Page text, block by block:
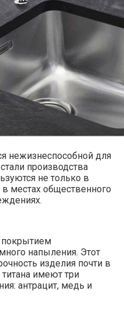
нежизнеспособной для
производства
не только в
местах общественного
покрытием
напыления. Этот
изделия почти в
имеют три
антрацит, медь и